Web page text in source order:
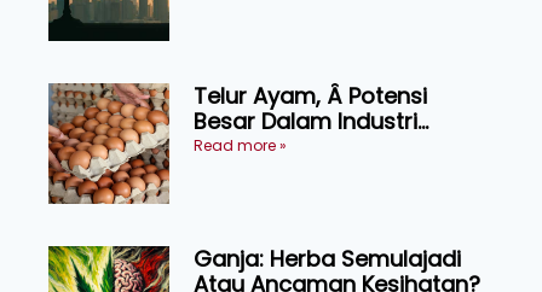
Telur Ayam, Â Potensi
Besar Dalam Industri
Makanan, Kosmetik dan
Read more »
Ganja: Herba Semulajadi
Atau Ancaman Kesihatan?